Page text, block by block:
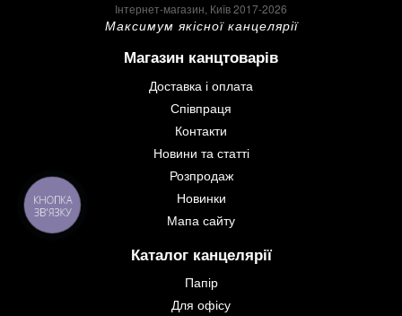
Інтернет-магазин, Київ 2017-2026
Максимум якісної канцелярії
Магазин канцтоварів
Доставка і оплата
Співпраця
Контакти
Новини та статті
Розпродаж
Новинки
Мапа сайту
Каталог канцелярії
Папір
Для офісу
КНОПКА
ЗВ'ЯЗКУ